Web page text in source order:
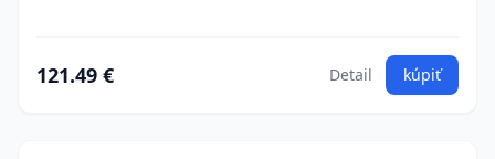
121.49 € Detail kúpiť